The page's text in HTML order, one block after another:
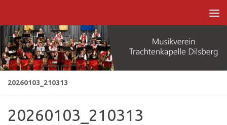
20260103_210313
20260103_210313